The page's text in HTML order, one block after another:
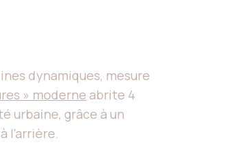
dynamiques, mesure
» moderne abrite 4
urbaine, grâce à un
l’arrière.